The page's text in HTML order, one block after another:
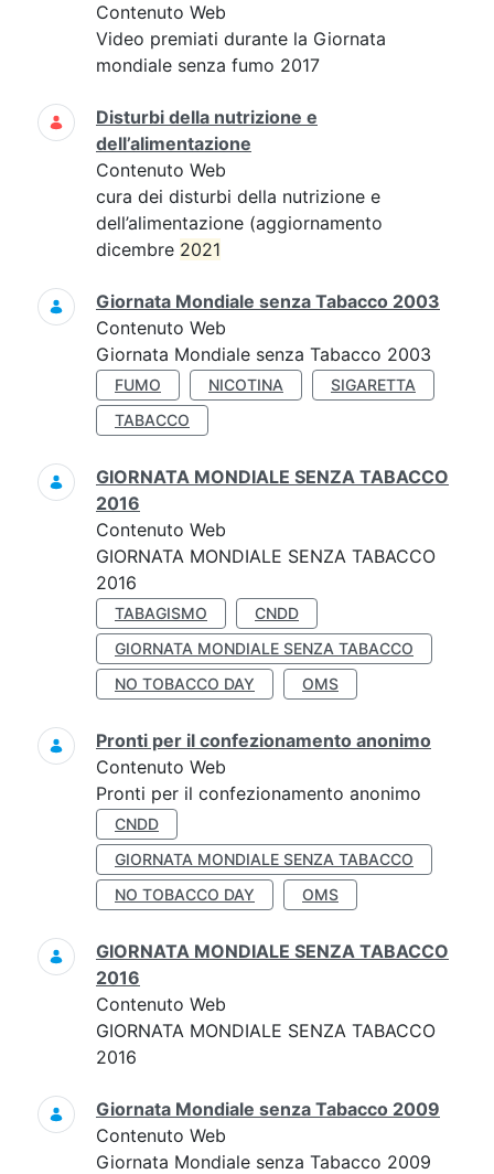
Contenuto Web
Video premiati durante la Giornata
mondiale senza fumo 2017
Disturbi della nutrizione e
dell’alimentazione
Contenuto Web
cura dei disturbi della nutrizione e
dell’alimentazione (aggiornamento
dicembre 2021
Giornata Mondiale senza Tabacco 2003
Contenuto Web
Giornata Mondiale senza Tabacco 2003
FUMO NICOTINA
SIGARETTA
TABACCO
GIORNATA MONDIALE SENZA TABACCO
2016
Contenuto Web
GIORNATA MONDIALE SENZA TABACCO
2016
TABAGISMO
CNDD
GIORNATA MONDIALE SENZA TABACCO
NO TOBACCO DAY
OMS
Pronti per il confezionamento anonimo
Contenuto Web
Pronti per il confezionamento anonimo
CNDD
GIORNATA MONDIALE SENZA TABACCO
NO TOBACCO DAY
OMS
GIORNATA MONDIALE SENZA TABACCO
2016
Contenuto Web
GIORNATA MONDIALE SENZA TABACCO
2016
Giornata Mondiale senza Tabacco 2009
Contenuto Web
Giornata Mondiale senza Tabacco 2009